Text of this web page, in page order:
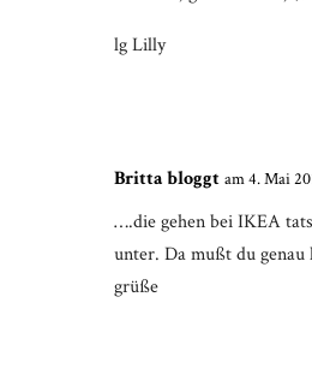
lg Lilly
Britta bloggt am 4. Mai
….die gehen bei IKEA
unter. Da mußt du
grüße